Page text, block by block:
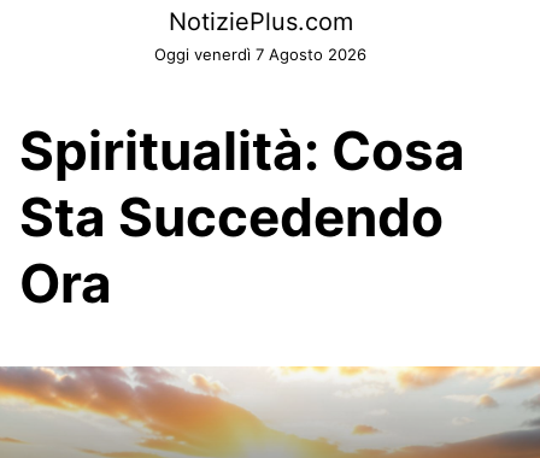
NotiziePlus.com
Oggi venerdì 7 Agosto 2026
Spiritualità: Cosa
Sta Succedendo
Ora